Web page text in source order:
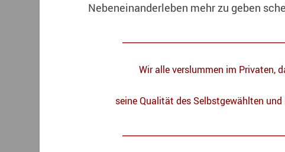
Nebeneinanderleben mehr zu geben
Wir alle verslummen im Privaten,
seine Qualität des Selbstgewählten